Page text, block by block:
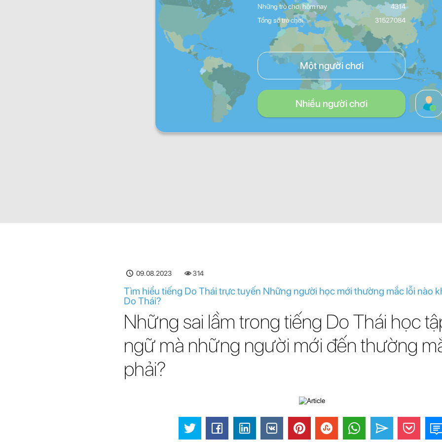
Những trò chơi hôm nay
4314
Tổng số trò chơi
31527084
Một người chơi
Nhiều người chơi
09.08.2023 314
Tìm hiểu tiếng Do Thái trực tuyến Những người học mới thường mắc lỗi nào
Do Thái?
Những sai lầm trong tiếng Do Thái học
ngữ mà những người mới đến thường
phải?